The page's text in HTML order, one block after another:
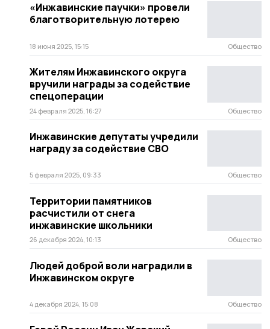
«Инжавинские паучки» провели
благотворительную лотерею
18 июня 2025, 15:15 Общество
Жителям Инжавинского округа
вручили награды за содействие
спецоперации
24 февраля 2025, 16:27 Общество
Инжавинские депутаты учредили
награду за содействие СВО
5 февраля 2025, 09:33 Общество
Территории памятников
расчистили от снега
инжавинские школьники
26 декабря 2024, 10:13 Общество
Людей доброй воли наградили в
Инжавинском округе
4 декабря 2024, 15:08 Общество